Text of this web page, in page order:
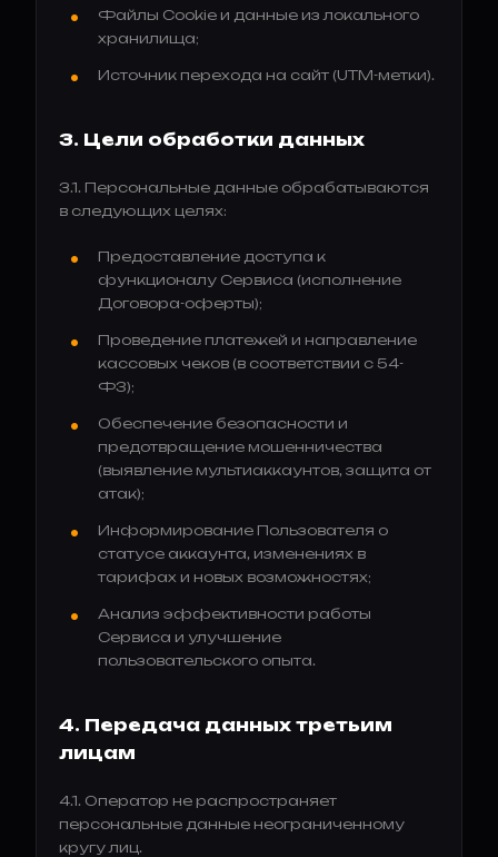
Файлы Cookie и данные из локального
хранилища;
Источник перехода на сайт (UTM-метки).
3. Цели обработки данных
3.1. Персональные данные обрабатываются
в следующих целях:
Предоставление доступа к
функционалу Сервиса (исполнение
Договора-оферты);
Проведение платежей и направление
кассовых чеков (в соответствии с 54-
ФЗ);
Обеспечение безопасности и
предотвращение мошенничества
(выявление мультиаккаунтов, защита от
атак);
Информирование Пользователя о
статусе аккаунта, изменениях в
тарифах и новых возможностях;
Анализ эффективности работы
Сервиса и улучшение
пользовательского опыта.
4. Передача данных третьим
лицам
4.1. Оператор не распространяет
персональные данные неограниченному
кругу лиц.